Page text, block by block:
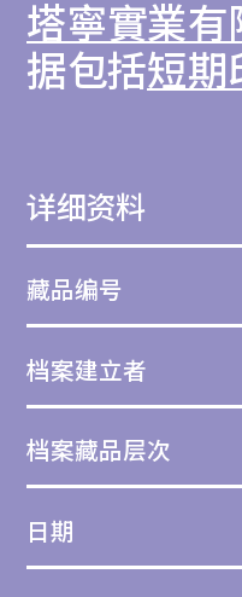
攀他旺區合作經營
收音機，後來拓展
營運商，藉以推廣
助參觀當地原子粒
開設一座收音機工
人們對於塔寧的評
AM訊號的表現優於
際標準來預校AM訊
塔寧實業有
据包括短期
详细资料
藏品编号
档案建立者
档案藏品层次
日期